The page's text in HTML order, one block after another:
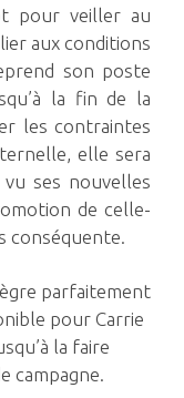
pour veiller au
aux conditions
son poste
la fin de la
les contraintes
elle sera
vu ses nouvelles
de celle-
conséquente.
parfaitement
pour Carrie
la faire
campagne.